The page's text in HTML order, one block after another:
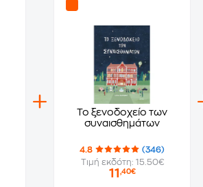
Το ξενοδοχείο των
συναισθημάτων
4.8
(346)
Τιμή εκδότη: 15.50€
11 ,40€